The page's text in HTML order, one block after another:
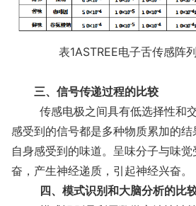
表1ASTREE电子舌传感阵
三、信号传递过程的比较
传感电极之间具有低选择性和交
感受到的信号都是多种物质累加的
自身感受到的味道。呈味分子与味
奋，产生神经递质，引起神经兴奋。
四、模式识别和大脑分析的比